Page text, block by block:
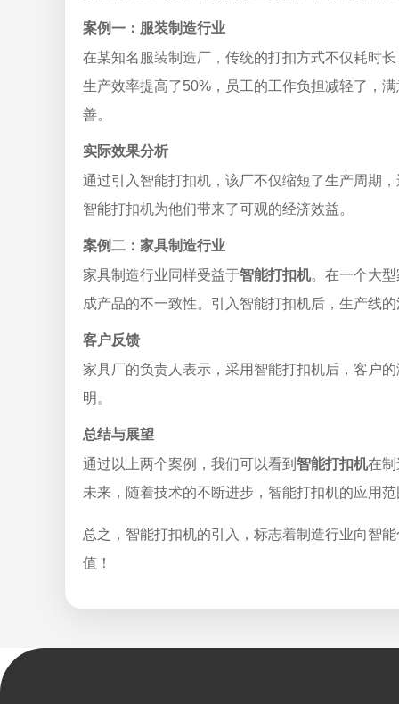
案例一：服装制造行业
在某知名服装制造厂，传统的打扣方式不仅耗时
生产效率提高了50%，员工的工作负担减轻了，
善。
实际效果分析
通过引入智能打扣机，该厂不仅缩短了生产周期
智能打扣机为他们带来了可观的经济效益。
案例二：家具制造行业
家具制造行业同样受益于智能打扣机。在一个大
成产品的不一致性。引入智能打扣机后，生产线
客户反馈
家具厂的负责人表示，采用智能打扣机后，客户
明。
总结与展望
通过以上两个案例，我们可以看到 智能打扣机在
未来，随着技术的不断进步，智能打扣机的应用
总之，智能打扣机的引入，标志着制造行业向智
值！